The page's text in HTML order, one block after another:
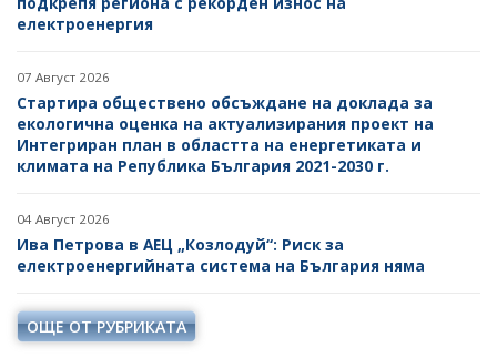
електроенергия
07 Август 2026
Стартира обществено обсъждане на доклада за
екологична оценка на актуализирания проект на
Интегриран план в областта на енергетиката и
климата на Република България 2021-2030 г.
04 Август 2026
Ива Петрова в АЕЦ „Козлодуй“: Риск за
електроенергийната система на България няма
ОЩЕ ОТ РУБРИКАТА